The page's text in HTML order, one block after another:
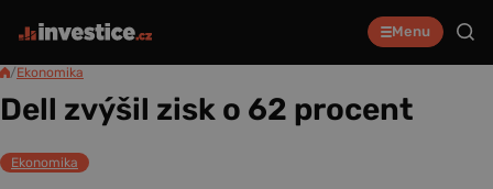
Menu
/Ekonomika
Dell zvýšil zisk o 62 procent
Ekonomika